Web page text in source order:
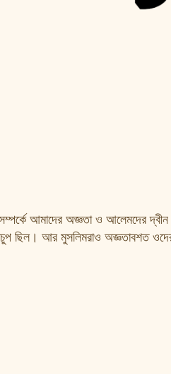
আমাদের অজ্ঞতা ও আলেমদের দ্বীন
চুপ ছিল। আর মুসলিমরাও অজ্ঞতাবশত